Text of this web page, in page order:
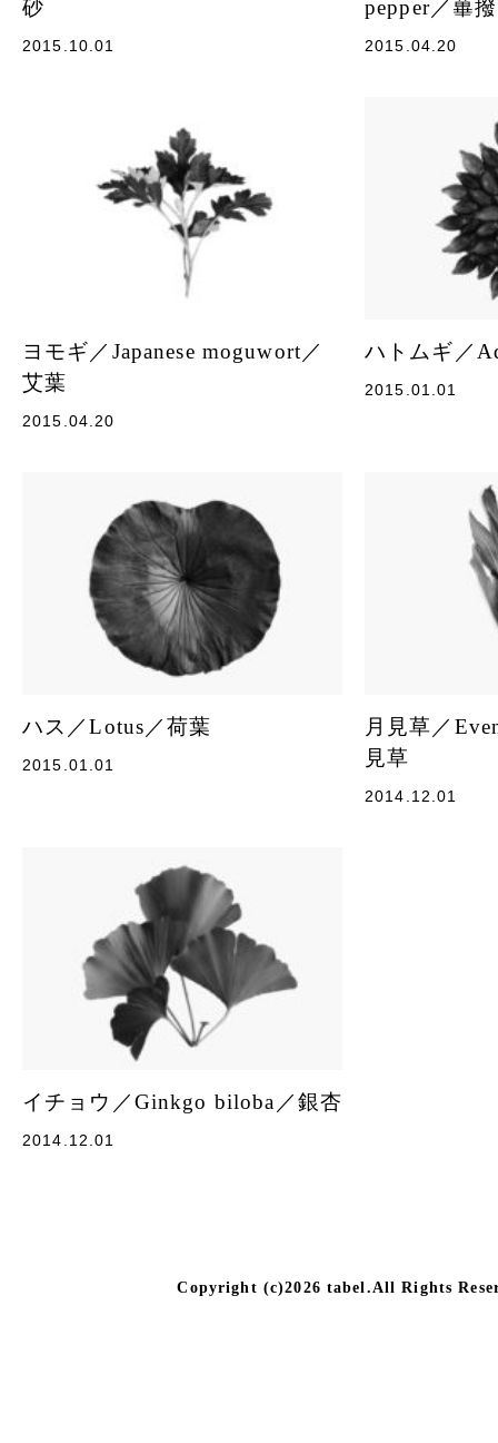
砂
2015.10.01
pepper／蓽撥
2015.04.20
ヨモギ／Japanese moguwort／
艾葉
2015.04.20
ハトムギ／
2015.01.01
ハス／Lotus／荷葉
2015.01.01
月見草／
見草
2014.12.01
イチョウ／Ginkgo biloba／銀杏
2014.12.01
Copyright (c)2026 tabel.All Rights